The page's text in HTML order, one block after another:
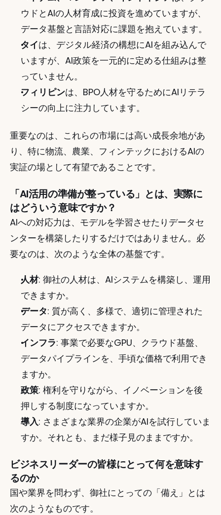
ウドとAIの人材育成に投資を進めていますが、
データ基盤と言語対応に課題を抱えています。
タイは、デジタル経済の構想にAIを組み込んで
いますが、AI政策を一元的に定める仕組みは整
っていません。
フィリピンは、BPO人材を守るためにAIリテラ
シーの向上に注力しています。
重要なのは、これらの市場には高い成長余地があ
り、特に物流、農業、フィンテックにおけるAIの
実証の場として有望であることです。
「AI活用の準備が整っている」とは、実際に
はどういう意味ですか？
AIへの対応力は、モデルを学習させたりデータセ
ンターを構築したりするだけではありません。必
要なのは、次のような全体の基盤です。
人材: 御社の人材は、AIシステムを構築し、運用
できますか。
データ: 質が高く、多様で、適切に管理された
データにアクセスできますか。
インフラ: 事業で必要なGPU、クラウド基盤、
データパイプラインを、手頃な価格で利用でき
ますか。
政策: 権利を守りながら、イノベーションを後
押しする制度になっていますか。
導入: さまざまな業界の企業がAIを試行していま
すか。それとも、まだ様子見のままですか。
ビジネスリーダーの皆様にとって何を意味す
るのか
国や業界を問わず、御社にとっての「備え」とは
次のようなものです。